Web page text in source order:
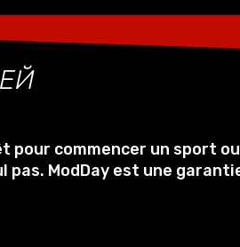
pour commencer un sport
pas. ModDay est une